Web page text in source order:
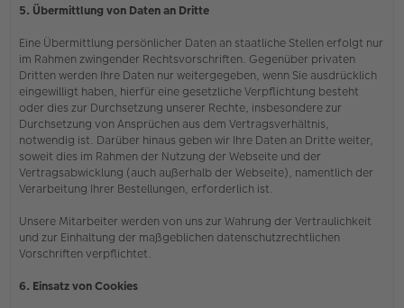
5. Übermittlung von Daten an Dritte
Eine Übermittlung persönlicher Daten an staatliche Stellen erfolgt nur
im Rahmen zwingender Rechtsvorschriften. Gegenüber privaten
Dritten werden Ihre Daten nur weitergegeben, wenn Sie ausdrücklich
eingewilligt haben, hierfür eine gesetzliche Verpflichtung besteht
oder dies zur Durchsetzung unserer Rechte, insbesondere zur
Durchsetzung von Ansprüchen aus dem Vertragsverhältnis,
notwendig ist. Darüber hinaus geben wir Ihre Daten an Dritte weiter,
soweit dies im Rahmen der Nutzung der Webseite und der
Vertragsabwicklung (auch außerhalb der Webseite), namentlich der
Verarbeitung Ihrer Bestellungen, erforderlich ist.
Unsere Mitarbeiter werden von uns zur Wahrung der Vertraulichkeit
und zur Einhaltung der maßgeblichen datenschutzrechtlichen
Vorschriften verpflichtet.
6. Einsatz von Cookies